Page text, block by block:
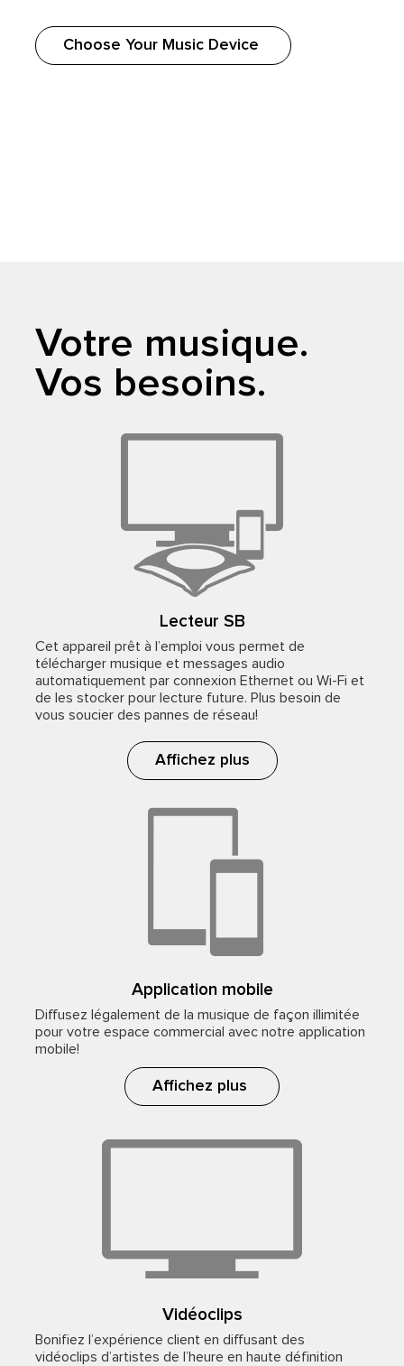
Choose Your Music Device
Votre musique.
Vos besoins.
Lecteur SB
Cet appareil prêt à l’emploi vous permet de
télécharger musique et messages audio
automatiquement par connexion Ethernet ou Wi-Fi et
de les stocker pour lecture future. Plus besoin de
vous soucier des pannes de réseau!
Affichez plus
Application mobile
Diffusez légalement de la musique de façon illimitée
pour votre espace commercial avec notre application
mobile!
Affichez plus
Vidéoclips
Bonifiez l’expérience client en diffusant des
vidéoclips d’artistes de l’heure en haute définition